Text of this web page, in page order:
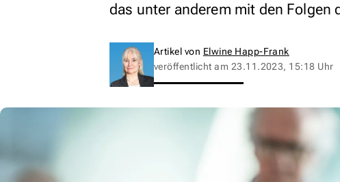
das unter anderem mit den Folgen
Artikel von Elwine Happ-Frank
veröffentlicht am 23.11.2023, 15:18 Uhr